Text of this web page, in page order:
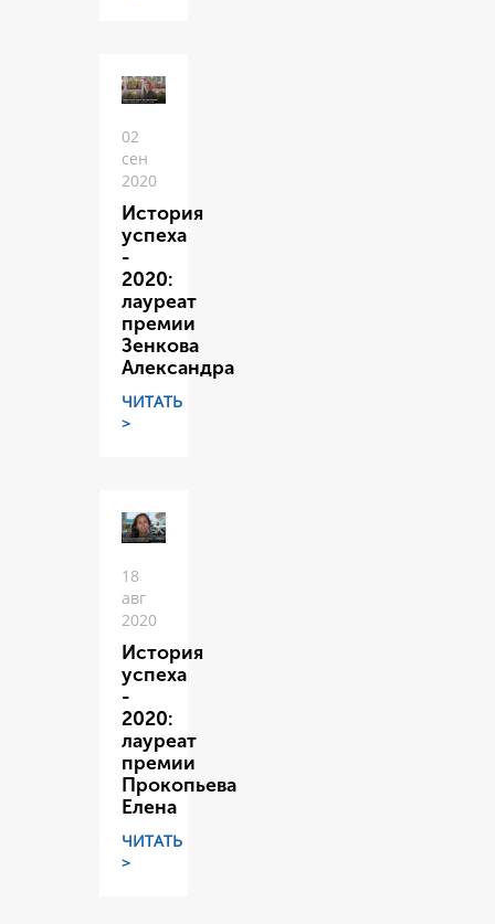
02
сен
2020
История
успеха
-
2020:
лауреат
премии
Зенкова
Александра
ЧИТАТЬ
>
18
авг
2020
История
успеха
-
2020:
лауреат
премии
Прокопьева
Елена
ЧИТАТЬ
>